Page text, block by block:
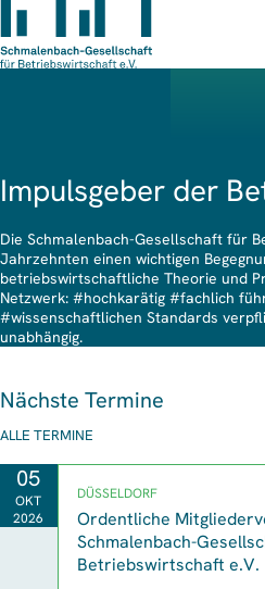
Impulsgeber der
Die Schmalenbach-Gesellschaft für
Jahrzehnten einen wichtigen
betriebswirtschaftliche Theorie und
Netzwerk: #hochkarätig #fachlich
#wissenschaftlichen Standards
unabhängig.
Nächste Termine
ALLE TERMINE
05
OKT
2026
DÜSSELDORF
Ordentliche
Schmalenbach-
Betriebswirtschaft e.V.